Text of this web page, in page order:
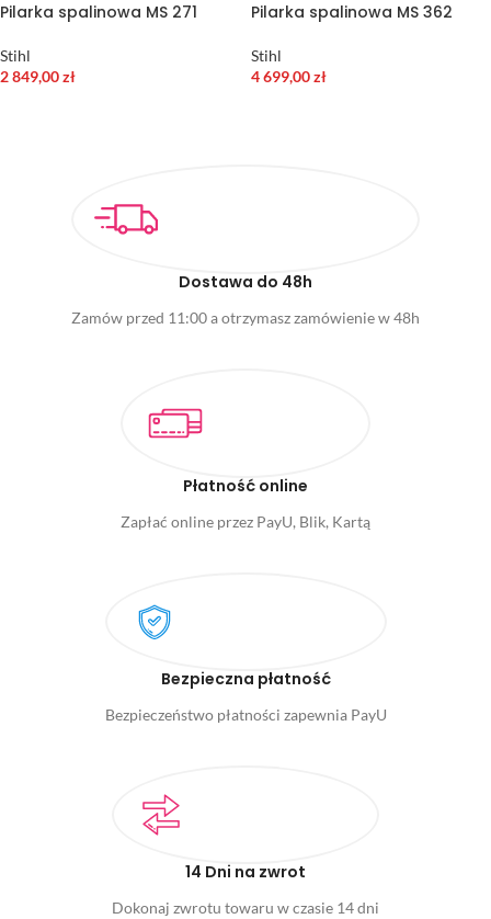
Pilarka spalinowa MS 271
Stihl
2 849,00zł
Pilarka spalinowa MS 362
Stihl
4 699,00zł
Dostawa do 48h
Zamów przed 11:00 a otrzymasz zamówienie w 48h
Płatność online
Zapłać online przez PayU, Blik, Kartą
Bezpieczna płatność
Bezpieczeństwo płatności zapewnia PayU
14 Dni na zwrot
Dokonaj zwrotu towaru w czasie 14 dni